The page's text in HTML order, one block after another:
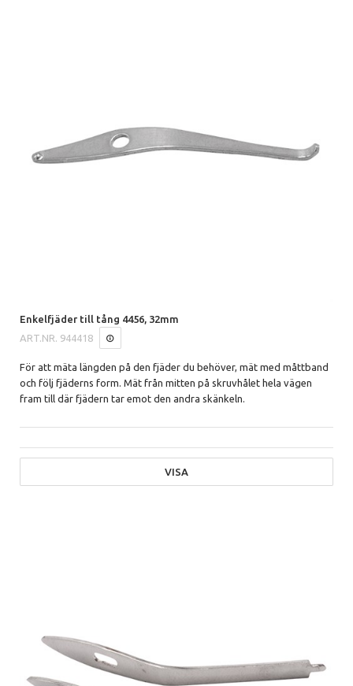
Enkelfjäder till tång 4456, 32mm
ART.NR. 944418
För att mäta längden på den fjäder du behöver, mät med måttband
och följ fjäderns form. Mät från mitten på skruvhålet hela vägen
fram till där fjädern tar emot den andra skänkeln.
VISA